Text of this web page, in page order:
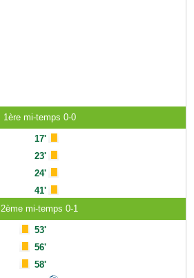
1ère mi-temps 0-0
17'
23'
24'
41'
2ème mi-temps 0-1
53'
56'
58'